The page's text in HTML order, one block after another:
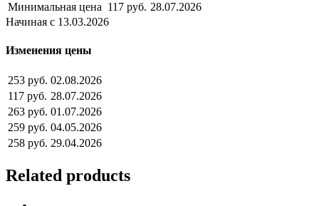
Минимальная цена 117 руб. 28.07.2026
Начиная с 13.03.2026
Изменения цены
253 руб. 02.08.2026
117 руб. 28.07.2026
263 руб. 01.07.2026
259 руб. 04.05.2026
258 руб. 29.04.2026
Related products